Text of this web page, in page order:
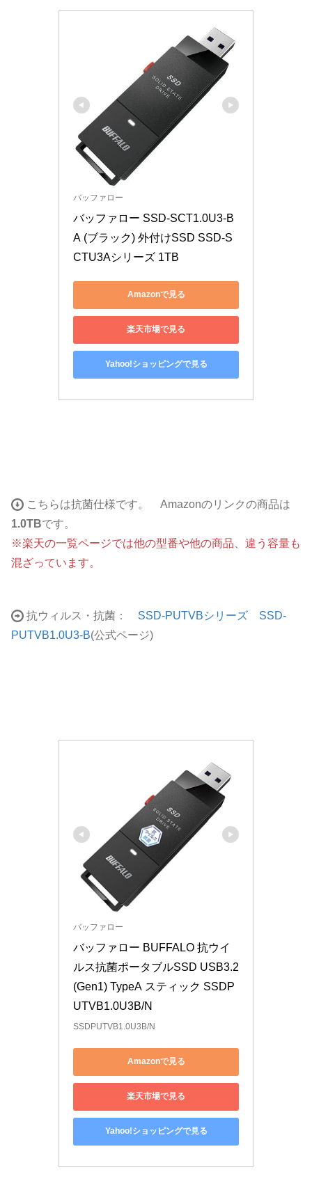
バッファロー
バッファロー SSD-SCT1.0U3-B
A (ブラック) 外付けSSD SSD-S
CTU3Aシリーズ 1TB
Amazonで見る
楽天市場で見る
Yahoo!ショッピングで見る
こちらは抗菌仕様です。 Amazonのリンクの商品は
1.0TBです。
※楽天の一覧ページでは他の型番や他の商品、違う容量も
混ざっています。
抗ウィルス・抗菌： SSD-PUTVBシリーズ SSD-
PUTVB1.0U3-B(公式ページ)
バッファロー
バッファロー BUFFALO 抗ウイ
ルス抗菌ポータブルSSD USB3.2
(Gen1) TypeA スティック SSDP
UTVB1.0U3B/N
SSDPUTVB1.0U3B/N
Amazonで見る
楽天市場で見る
Yahoo!ショッピングで見る